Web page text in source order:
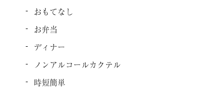
おもてなし
お弁当
ディナー
ノンアルコールカクテル
時短簡単